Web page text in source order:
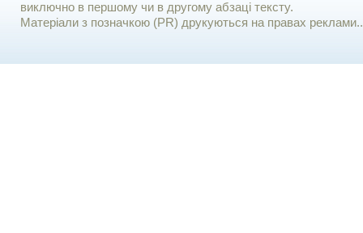
виключно в першому чи в другому абзаці тексту.
Матеріали з позначкою (PR) друкуються на правах реклами..